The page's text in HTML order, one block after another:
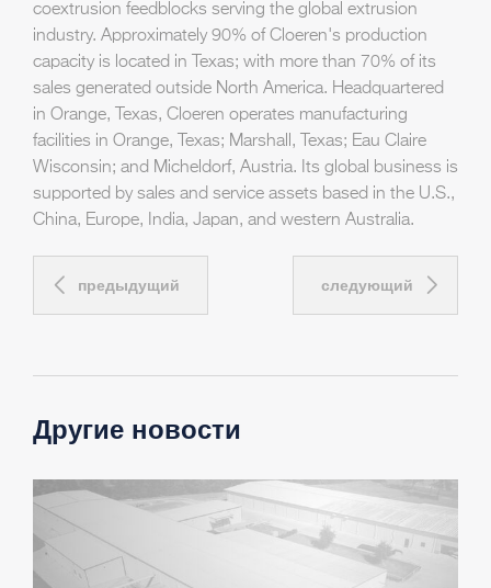
coextrusion feedblocks serving the global extrusion
industry. Approximately 90% of Cloeren's production
capacity is located in Texas; with more than 70% of its
sales generated outside North America. Headquartered
in Orange, Texas, Cloeren operates manufacturing
facilities in Orange, Texas; Marshall, Texas; Eau Claire
Wisconsin; and Micheldorf, Austria. Its global business is
supported by sales and service assets based in the U.S.,
China, Europe, India, Japan, and western Australia.
предыдущий следующий
Другие новости